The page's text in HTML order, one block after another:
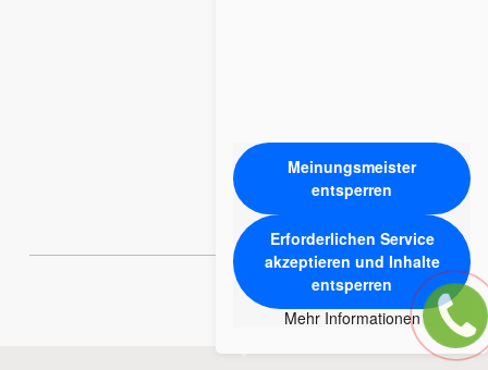
Meinungsmeister
entsperren
Erforderlichen Service
akzeptieren und Inhalte
entsperren
Mehr Informationen